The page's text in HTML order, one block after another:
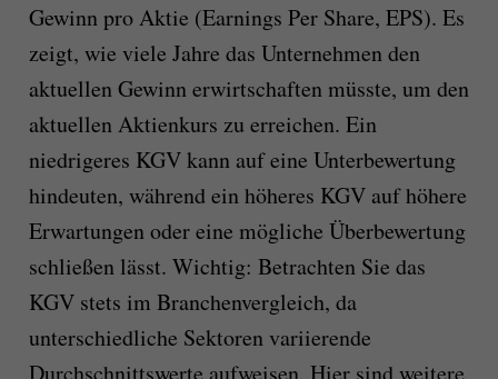
Gewinn pro Aktie (Earnings Per Share, EPS). Es
zeigt, wie viele Jahre das Unternehmen den
aktuellen Gewinn erwirtschaften müsste, um den
aktuellen Aktienkurs zu erreichen. Ein
niedrigeres KGV kann auf eine Unterbewertung
hindeuten, während ein höheres KGV auf höhere
Erwartungen oder eine mögliche Überbewertung
schließen lässt. Wichtig: Betrachten Sie das
KGV stets im Branchenvergleich, da
unterschiedliche Sektoren variierende
Durchschnittswerte aufweisen. ​Hier sind weitere